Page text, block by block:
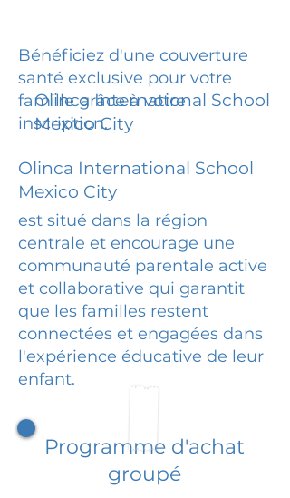
Bénéficiez d'une couverture
santé exclusive pour votre
famille grâce à votre
inscription.
Olinca International School
Mexico City
Olinca International School
Mexico City
est situé dans la région
centrale et encourage une
communauté parentale active
et collaborative qui garantit
que les familles restent
connectées et engagées dans
l'expérience éducative de leur
enfant.
Programme d'achat
groupé